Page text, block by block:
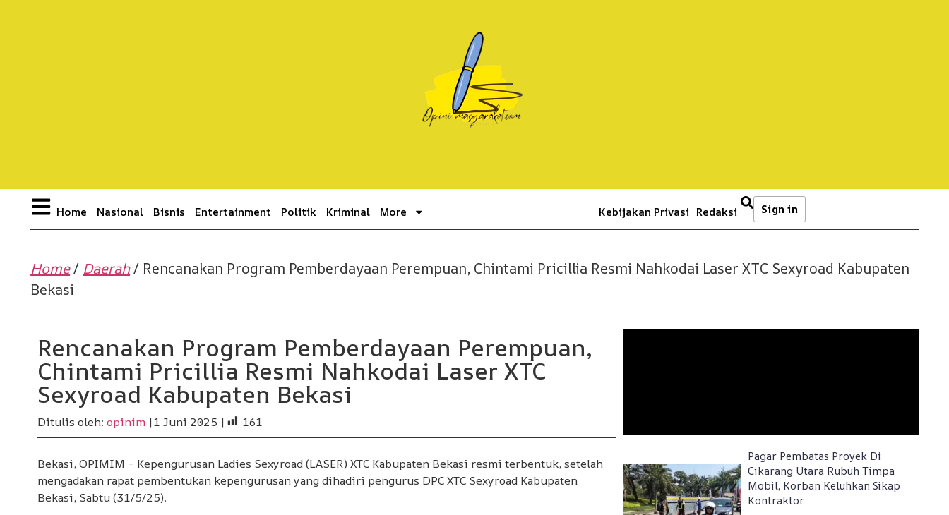
Home Nasional Bisnis Entertainment Politik Kriminal More Kebijakan Privasi Redaksi Sign in
Home/ Daerah/ Rencanakan Program Pemberdayaan Perempuan, Chintami Pricillia Resmi Nahkodai Laser XTC Sexyroad Kabupaten
Bekasi
Rencanakan Program Pemberdayaan Perempuan,
Chintami Pricillia Resmi Nahkodai Laser XTC
Sexyroad Kabupaten Bekasi
Ditulis oleh:opinim |1 Juni 2025 | 161
Bekasi, OPIMIM – Kepengurusan Ladies Sexyroad (LASER) XTC Kabupaten Bekasi resmi terbentuk, setelah
mengadakan rapat pembentukan kepengurusan yang dihadiri pengurus DPC XTC Sexyroad Kabupaten
Bekasi, Sabtu (31/5/25).
Pagar Pembatas Proyek Di
Cikarang Utara Rubuh Timpa
Mobil, Korban Keluhkan Sikap
Kontraktor